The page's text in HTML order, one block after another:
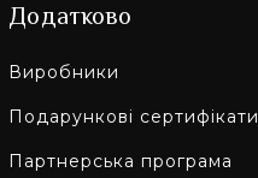
Додатково
Виробники
Подарункові сертифікати
Партнерська програма